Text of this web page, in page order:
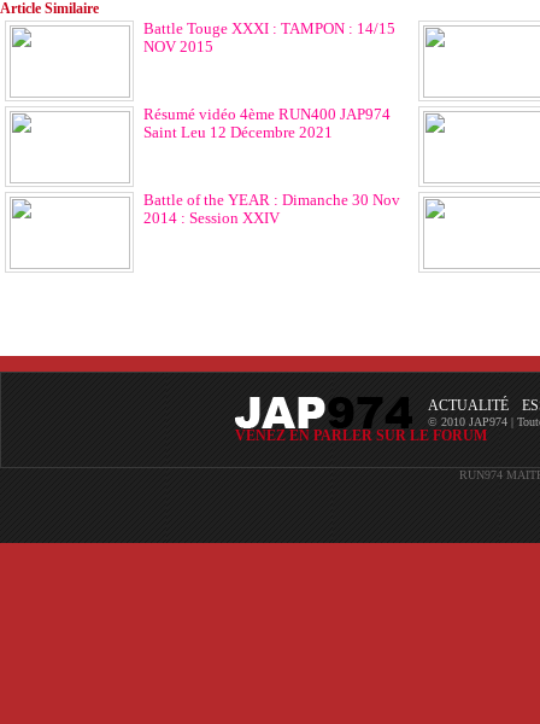
Article Similaire
Battle Touge XXXI : TAMPON : 14/15
NOV 2015
Résumé vidéo 4ème RUN400 JAP974
Saint Leu 12 Décembre 2021
Battle of the YEAR : Dimanche 30 Nov
2014 : Session XXIV
ACTUALITÉ
© 2010 JAP974 |
VENEZ EN PARLER SUR LE FORUM
RUN974